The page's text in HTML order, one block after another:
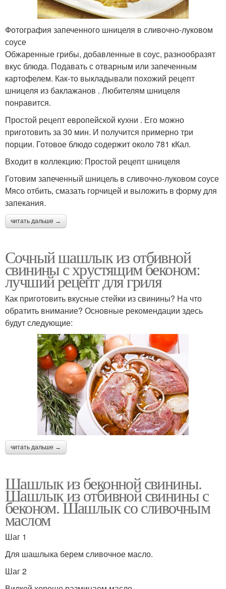
Фотография запеченного шницеля в сливочно-луковом
соусе
Обжаренные грибы, добавленные в соус, разнообразят
вкус блюда. Подавать с отварным или запеченным
картофелем. Как-то выкладывали похожий рецепт
шницеля из баклажанов . Любителям шницеля
понравится.
Простой рецепт европейской кухни . Его можно
приготовить за 30 мин. И получится примерно три
порции. Готовое блюдо содержит около 781 кКал.
Входит в коллекцию: Простой рецепт шницеля
Готовим запеченный шницель в сливочно-луковом соусе
Мясо отбить, смазать горчицей и выложить в форму для
запекания.
читать дальше →
Сочный шашлык из отбивной
свинины с хрустящим беконом:
лучший рецепт для гриля
Как приготовить вкусные стейки из свинины? На что
обратить внимание? Основные рекомендации здесь
будут следующие:
читать дальше →
Шашлык из беконной свинины.
Шашлык из отбивной свинины с
беконом. Шашлык со сливочным
маслом
Шаг 1
Для шашлыка берем сливочное масло.
Шаг 2